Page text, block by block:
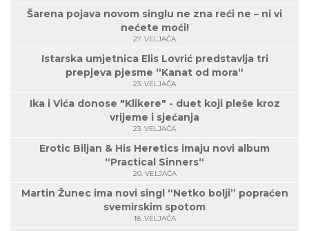
Šarena pojava novom singlu ne zna reći ne – ni vi
nećete moći!
27. VELJAČA
Istarska umjetnica Elis Lovrić predstavlja tri
prepjeva pjesme “Kanat od mora“
23. VELJAČA
Ika i Vića donose "Klikere" - duet koji pleše kroz
vrijeme i sjećanja
23. VELJAČA
Erotic Biljan & His Heretics imaju novi album
“Practical Sinners“
20. VELJAČA
Martin Žunec ima novi singl “Netko bolji” popraćen
svemirskim spotom
18. VELJAČA